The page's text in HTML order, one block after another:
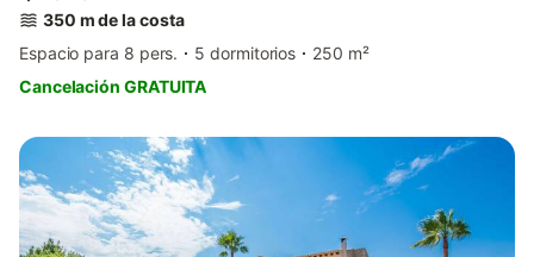
350 m de la costa
Espacio para 8 pers.
5 dormitorios
250 m²
Cancelación GRATUITA